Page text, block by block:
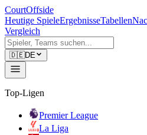
CourtOffside
Heutige SpieleErgebnisseTabellen
Vergleich
🇩🇪DE
Top-Ligen
Premier League
La Liga